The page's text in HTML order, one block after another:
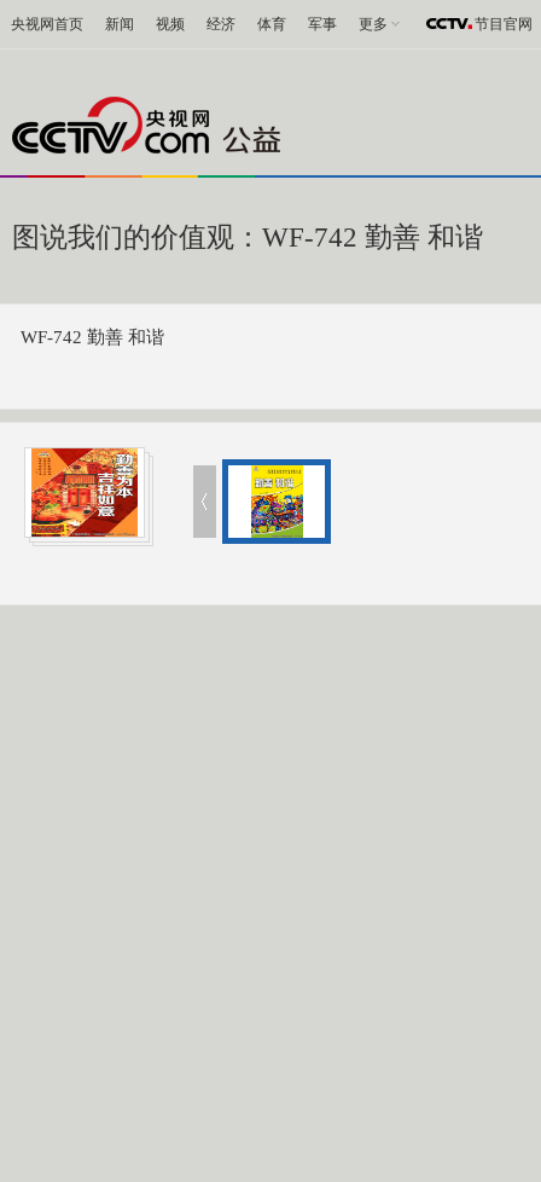
央视网首页 新闻 视频 经济 体育 军事 更多 节目官网
图说我们的价值观：WF-742 勤善 和谐
WF-742 勤善 和谐